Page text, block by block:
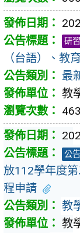
研習
（台語）、教
最
教
463
公告
放112學年度
程申請
教
教